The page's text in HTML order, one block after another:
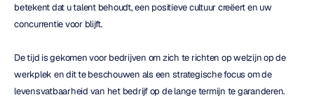
betekent dat u talent behoudt, een positieve cultuur creëert en uw
concurrentie voor blijft.
De tijd is gekomen voor bedrijven om zich te richten op welzijn op de
werkplek en dit te beschouwen als een strategische focus om de
levensvatbaarheid van het bedrijf op de lange termijn te garanderen.